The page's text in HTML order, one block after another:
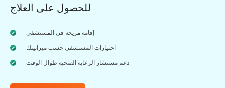
للحصول على العلاج
إقامة مريحة في المستشفى
اختيارات المستشفى حسب ميزانيتك
دعم مستشار الرعاية الصحية طوال الوقت